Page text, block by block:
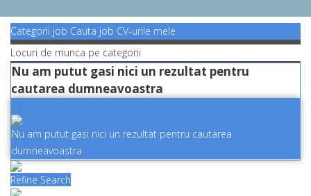
Categorii job Cauta job CV-urile mele
Locuri de munca pe categorii
Nu am putut gasi nici un rezultat pentru
cautarea dumneavoastra
Nu am putut gasi nici un rezultat pentru cautarea
dumneavoastra
Refine Search